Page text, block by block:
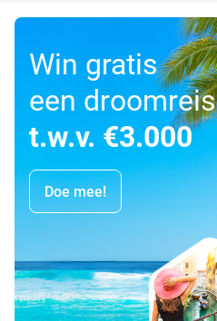
Win gratis
een droomreis
t.w.v. €3.000
Doe mee!